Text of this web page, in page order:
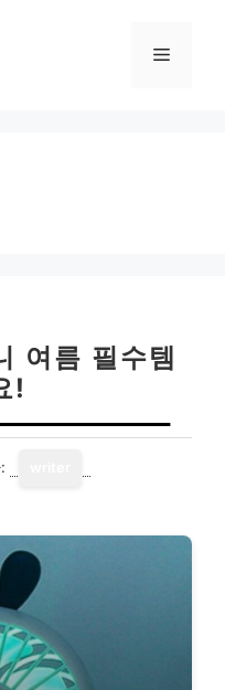
메
여름 필수템
!